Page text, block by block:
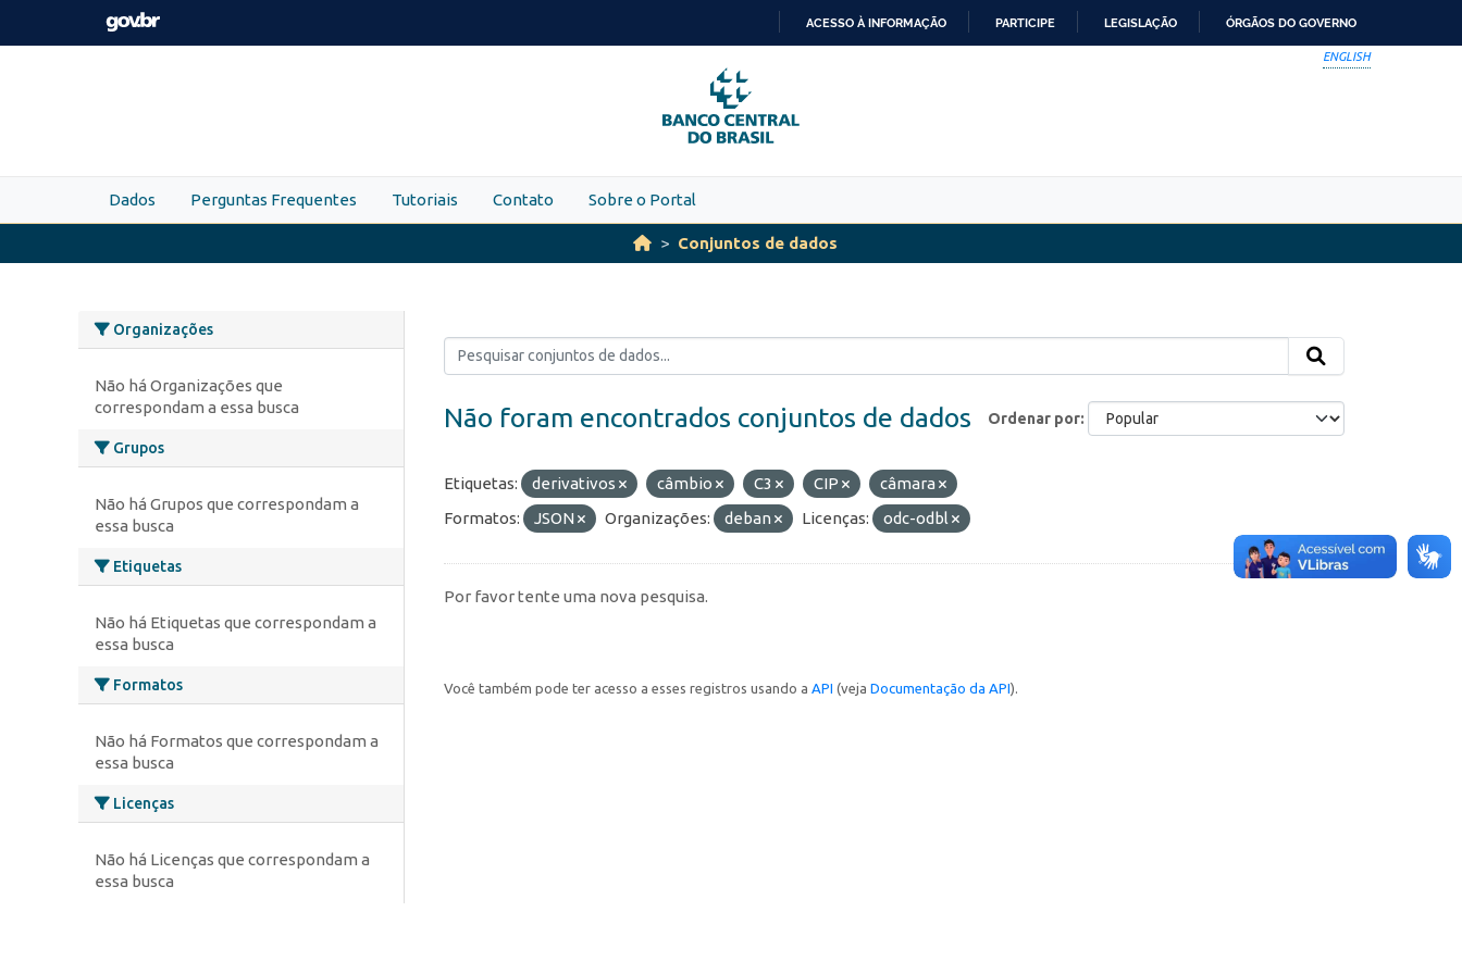
Skip to main content
PARA
O
CONTEÚDO
ACESSO À INFORMAÇÃO PARTICIPE LEGISLAÇÃO ÓRGÃOS DO GOVERNO
ENGLISH
Dados Perguntas Frequentes Tutoriais Contato Sobre o Portal
Conjuntos de dados
Organizações
Não há Organizações que
correspondam a essa busca
Grupos
Não há Grupos que correspondam a
essa busca
Etiquetas
Não há Etiquetas que correspondam a
essa busca
Formatos
Não há Formatos que correspondam a
essa busca
Licenças
Não há Licenças que correspondam a
essa busca
Ordenar por
Não foram encontrados conjuntos de dados
Etiquetas: derivativos câmbio C3 CIP
câmara
Formatos:
JSON Organizações: deban Licenças: odc-odbl
Por favor tente uma nova pesquisa.
Você também pode ter acesso a esses registros usando a API (veja Documentação da API).